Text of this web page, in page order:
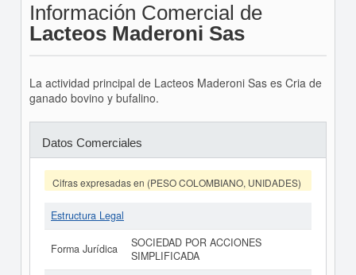
Información Comercial de
Lacteos Maderoni Sas
La actividad principal de Lacteos Maderoni Sas es Cria de
ganado bovino y bufalino.
Datos Comerciales
Cifras expresadas en (PESO COLOMBIANO, UNIDADES)
Estructura Legal
Forma Jurídica
SOCIEDAD POR ACCIONES
SIMPLIFICADA